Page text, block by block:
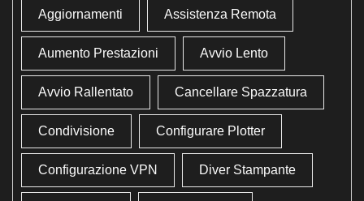
Aggiornamenti Assistenza Remota
Aumento Prestazioni Avvio Lento
Avvio Rallentato Cancellare Spazzatura
Condivisione Configurare Plotter
Configurazione VPN Diver Stampante